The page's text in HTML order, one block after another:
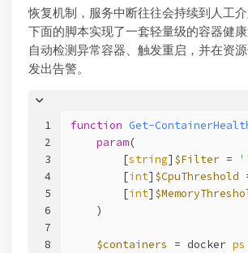
恢复机制，服务中断往往会持续到人工介
下面的脚本实现了一套轻量级的容器健
自动检测异常容器、触发重启，并在资
发出告警。
1
2
3
4
5
6
7
8
function Get-
param(
        [
string] $Filter = ''
        [
int] $CpuThreshold
        [
int]
    )
$containers = docker ps